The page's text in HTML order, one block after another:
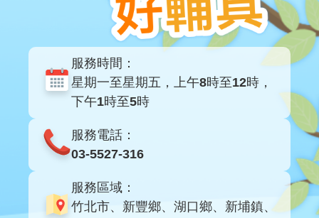
服務時間：
星期一至星期五，上午8時至12時，
下午1時至5時
服務電話：
03-5527-316
服務區域：
竹北市、新豐鄉、湖口鄉、新埔鎮、